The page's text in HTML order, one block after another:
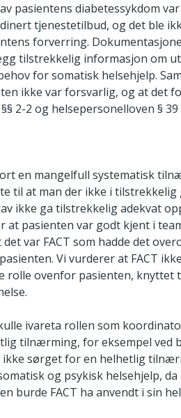
pasientens diabetessykdom
tjenestetilbud, og det ble
forverring.
tilstrekkelig informasjon om
for somatisk helsehjelp.
ikke var forsvarlig, og at det
2-2 og helsepersonelloven § 39
en mangelfull systematisk
til at man der ikke i
ikke ga tilstrekkelig adekvat
at pasienten var godt kjent i
var FACT som hadde det
Vi vurderer at FACT
rolle ovenfor pasienten, knyttet
ivareta rollen som
tilnærming, for eksempel ved
ikke sørget for en helhetlig
og psykisk helsehjelp,
burde FACT ha anvendt i sin